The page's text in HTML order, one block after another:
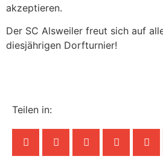
akzeptieren.
Der SC Alsweiler freut sich auf
diesjährigen Dorfturnier!
Teilen in: